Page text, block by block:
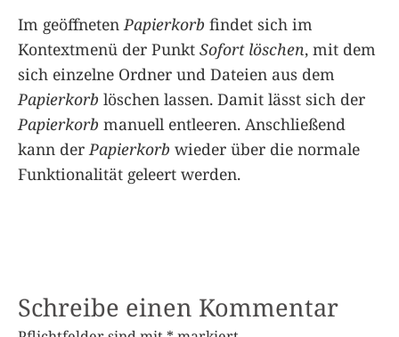
Im geöffnetenPapierkorb findet sich im
Kontextmenü der Punkt Sofort löschen, mit dem
sich einzelne Ordner und Dateien aus dem
Papierkorb löschen lassen. Damit lässt sich der
Papierkorb manuell entleeren. Anschließend
kann derPapierkorb wieder über die normale
Funktionalität geleert werden.
Schreibe einen Kommentar